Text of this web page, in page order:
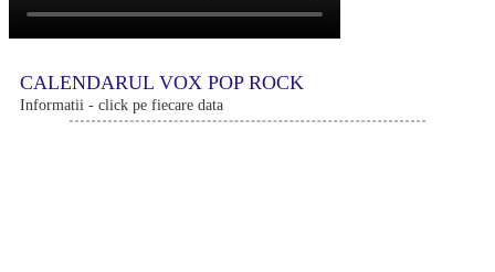
CALENDARUL VOX POP ROCK
Informatii - click pe fiecare data